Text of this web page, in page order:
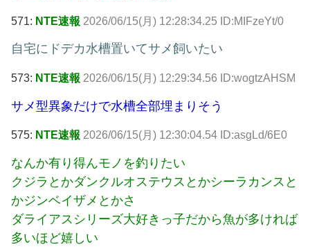
571: NTE速報 2026/06/15(月) 12:28:34.25 ID:MIFzeYt/0
自宅にドデカ水槽置いてサメ飼いたい
573: NTE速報 2026/06/15(月) 12:29:34.56 ID:wogtzAHSM
サメ型異象だけで水槽全部埋まりそう
575: NTE速報 2026/06/15(月) 12:30:04.54 ID:asgLd/6E0
なんか有り得んモノを釣りたい
クジラとかダンクルオステウスとかシーラカンスと
かジンベイザメとかさ
ダライアスシリーズ大好きっ子だから魚が多ければ
多いほど嬉しい